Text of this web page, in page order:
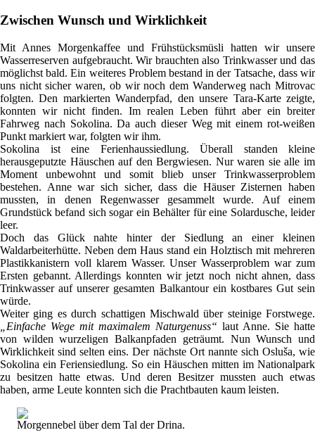
Zwischen Wunsch und Wirklichkeit
Mit Annes Morgenkaffee und Frühstücksmüsli hatten wir unsere
Wasserreserven aufgebraucht. Wir brauchten also Trinkwasser und das
möglichst bald. Ein weiteres Problem bestand in der Tatsache, dass wir
uns nicht sicher waren, ob wir noch dem Wanderweg nach Mitrovac
folgten. Den markierten Wanderpfad, den unsere Tara-Karte zeigte,
konnten wir nicht finden. Im realen Leben führt aber ein breiter
Fahrweg nach Sokolina. Da auch dieser Weg mit einem rot-weißen
Punkt markiert war, folgten wir ihm.
Sokolina ist eine Ferienhaussiedlung. Überall standen kleine
herausgeputzte Häuschen auf den Bergwiesen. Nur waren sie alle im
Moment unbewohnt und somit blieb unser Trinkwasserproblem
bestehen. Anne war sich sicher, dass die Häuser Zisternen haben
mussten, in denen Regenwasser gesammelt wurde. Auf einem
Grundstück befand sich sogar ein Behälter für eine Solardusche, leider
leer.
Doch das Glück nahte hinter der Siedlung an einer kleinen
Waldarbeiterhütte. Neben dem Haus stand ein Holztisch mit mehreren
Plastikkanistern voll klarem Wasser. Unser Wasserproblem war zum
Ersten gebannt. Allerdings konnten wir jetzt noch nicht ahnen, dass
Trinkwasser auf unserer gesamten Balkantour ein kostbares Gut sein
würde.
Weiter ging es durch schattigen Mischwald über steinige Forstwege.
„Einfache Wege mit maximalem Naturgenuss“ laut Anne. Sie hatte
von wilden wurzeligen Balkanpfaden geträumt. Nun Wunsch und
Wirklichkeit sind selten eins. Der nächste Ort nannte sich Osluša, wie
Sokolina ein Feriensiedlung. So ein Häuschen mitten im Nationalpark
zu besitzen hatte etwas. Und deren Besitzer mussten auch etwas
haben, arme Leute konnten sich die Prachtbauten kaum leisten.
Morgennebel über dem Tal der Drina.